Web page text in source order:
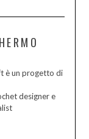
è un progetto di
designer e